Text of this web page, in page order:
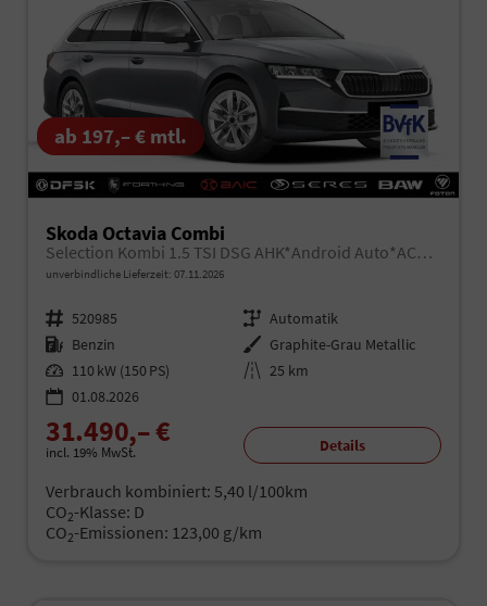
ab 197,– € mtl.
Skoda Octavia Combi
Selection Kombi 1.5 TSI DSG AHK*Android Auto*ACC*SHZ*E-Heck*Keyless*Kamera*2Z Klimaauto
unverbindliche Lieferzeit: 07.11.2026
Fahrzeugnr. 520985 Getriebe Automatik
Kraftstoff Benzin Außenfarbe Graphite-Grau Metallic
Leistung 110 kW (150 PS) Kilometerstand 25 km
01.08.2026
31.490,– €
incl. 19% MwSt. Details
Verbrauch kombiniert: 5,40 l/100km
CO2-Klasse: D
CO2-Emissionen: 123,00 g/km